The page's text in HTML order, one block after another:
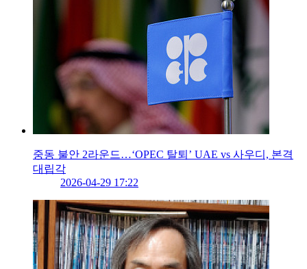
중동 불안 2라운드…‘OPEC 탈퇴’ UAE vs 사우디, 본격
대립각
2026-04-29 17:22